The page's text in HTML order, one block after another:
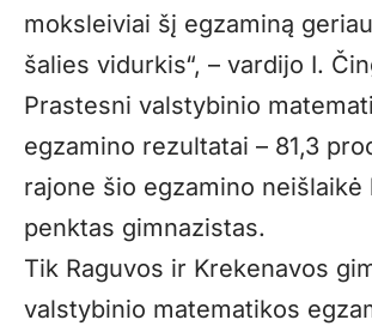
moksleiviai šį egzaminą
šalies vidurkis“, – vardijo I.
Prastesni valstybinio
egzamino rezultatai – 81,3
rajone šio egzamino neišlaikė
penktas gimnazistas.
Tik Raguvos ir Krekenavos
valstybinio matematikos